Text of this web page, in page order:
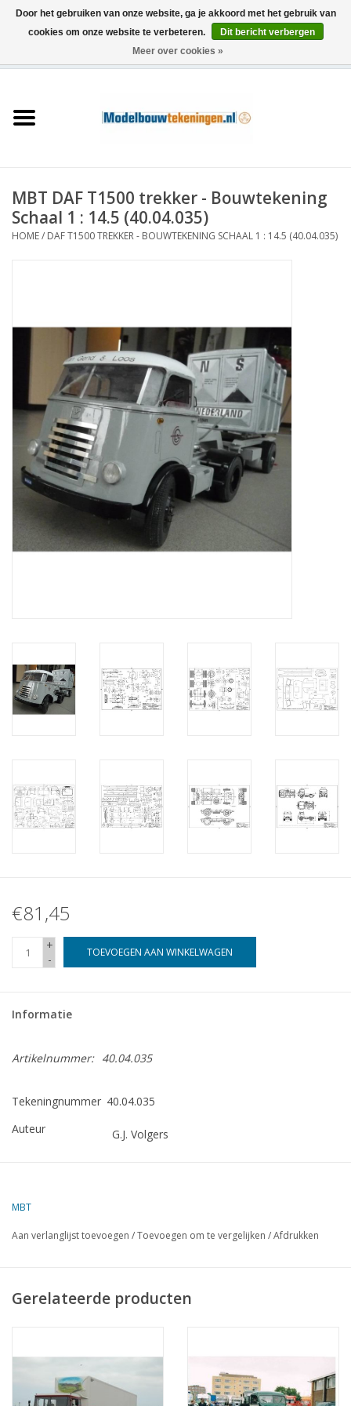
Schepen
Houtbouw
Documentatie
Tijdschriften
Nieuwe tekeningen
NIEUWE TIJDSCHRIFTEN
ABONNEMENT DE
MODELBOUWER
MBT DAF T1500 trekker - Bouwtekening
Schaal 1 : 14.5 (40.04.035)
HOME/ DAF T1500 TREKKER - BOUWTEKENING SCHAAL 1 : 14.5 (40.04.035)
€81,45
+
-
TOEVOEGEN AAN WINKELWAGEN
Informatie
Artikelnummer: 40.04.035
Tekeningnummer 40.04.035
Auteur
G.J. Volgers
Aantal bladen A0
0
Aantal bladen A2
5
Aantal bladen A3
1
MBT
Aan verlanglijst toevoegen /Toevoegen om te vergelijken /Afdrukken
Gerelateerde producten
Door het gebruiken van onze website, ga je akkoord met het gebruik van
cookies om onze website te verbeteren.
Dit bericht verbergen
Meer over cookies »